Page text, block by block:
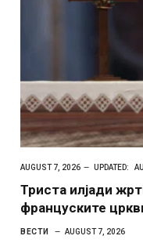
AUGUST 7, 2026 UPDATED:
Триста илјади
француските
ВЕСТИ AUGUST 7, 2026